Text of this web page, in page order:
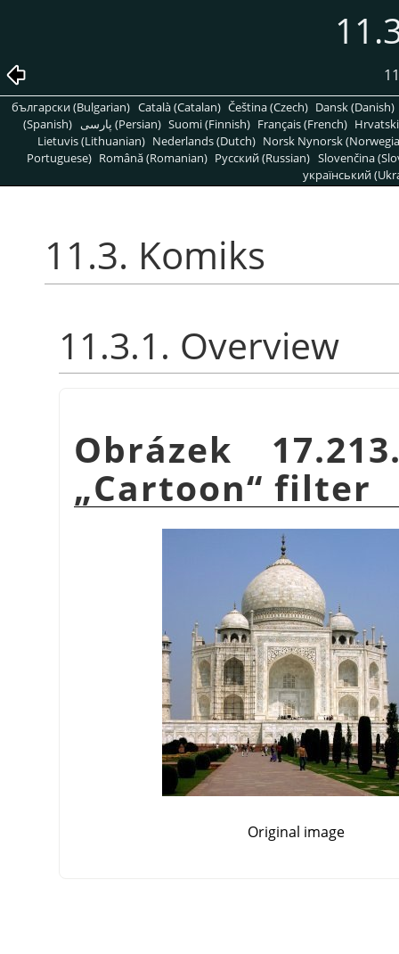
български (Bulgarian) Català (Catalan) Čeština (Czech) Dansk (Danish)
(Spanish)
پارسی (Persian) Suomi (Finnish) Français (French)
Lietuvis (Lithuanian) Nederlands (Dutch) Norsk Nynorsk
Portuguese) Română (Romanian) Pусский (Russian) Slovenčina
український
11.3. Komiks
11.3.1. Overview
Obrázek
„Cartoon“ filter
Original image